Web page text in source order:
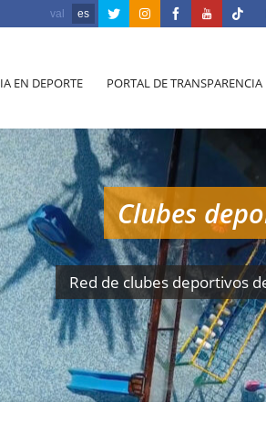
val es
EN DEPORTE PORTAL DE TRANSPARENCIA
Clubes
Red de clubes deportivos